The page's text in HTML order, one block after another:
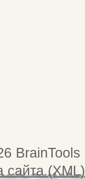
BrainTools
сайта (XML)